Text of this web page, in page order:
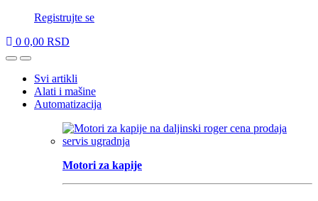
Registrujte se
0 0,00 RSD
OpenClose
Svi artikli
Alati i mašine
Automatizacija
Motori za kapije